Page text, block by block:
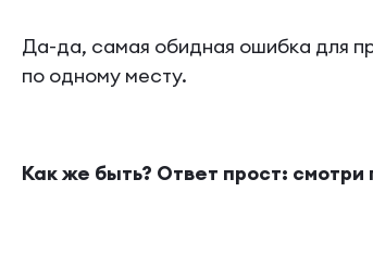
Да-да, самая обидная ошибка для
по одному месту.
Как же быть? Ответ прост: смотри